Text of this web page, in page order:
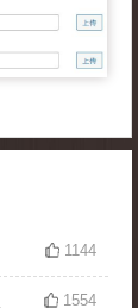
1144
1554